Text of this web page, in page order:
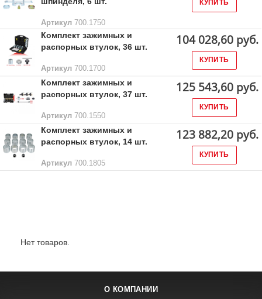
Артикул 700.1750
КУПИТЬ
Комплект зажимных и
распорных втулок, 36 шт.
Артикул 700.1700
104 028,60 руб.
КУПИТЬ
Комплект зажимных и
распорных втулок, 37 шт.
Артикул 700.1550
125 543,60 руб.
КУПИТЬ
Комплект зажимных и
распорных втулок, 14 шт.
Артикул 700.1805
123 882,20 руб.
КУПИТЬ
Нет товаров.
О КОМПАНИИ